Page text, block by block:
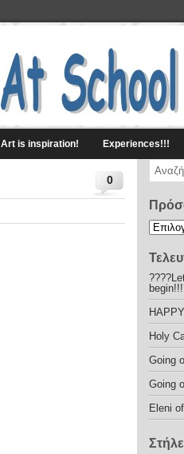
Art is inspiration! Experiences!!!
0
Holy
Going
Going
Eleni